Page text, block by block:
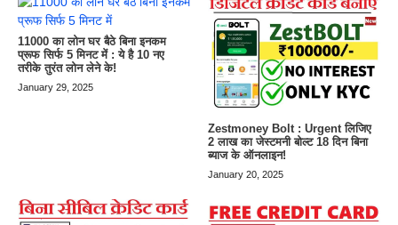
11000 का लोन घर बैठे बिना इनकम
प्रूफ सिर्फ 5 मिनट में : ये है 10 नए
तरीके तुरंत लोन लेने के!
January 29, 2025
Zestmoney Bolt : Urgent लिजिए
2 लाख का जेस्टमनी बोल्ट 18 दिन बिना
ब्याज के ऑनलाइन!
January 20, 2025